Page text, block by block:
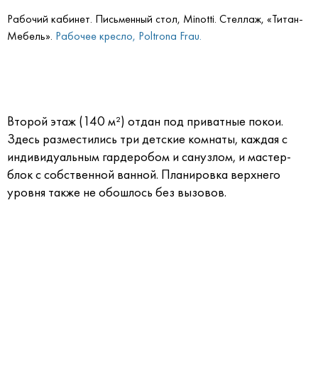
Рабочий кабинет. Письменный стол, Minotti. Стеллаж, «Титан-
Мебель». Рабочее кресло, Poltrona Frau.
Второй этаж (140 м²) отдан под приватные покои.
Здесь разместились три детские комнаты, каждая с
индивидуальным гардеробом и санузлом, и мастер-
блок с собственной ванной. Планировка верхнего
уровня также не обошлось без вызовов.